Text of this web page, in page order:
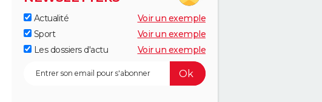
Actualité
Voir un exemple
Sport
Voir un exemple
Les dossiers d'actu
Voir un exemple